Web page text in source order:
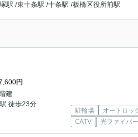
駅 /東十条駅 /十条駅 /板橋区役所前駅
円
建
駅 徒歩23分
駐輪場 オートロッ
CATV
光ファイバー